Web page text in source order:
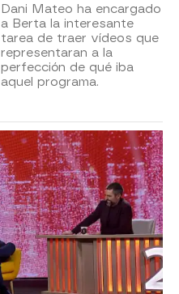
Dani Mateo ha encargado
a Berta la interesante
tarea de traer vídeos que
representaran a la
perfección de qué iba
aquel programa.